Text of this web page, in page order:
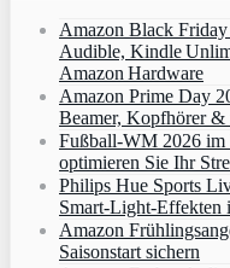
Amazon Black
Audible, Kindle
Amazon Hardware
Amazon Prime Day
Beamer, Kopfhörer &
Fußball-WM 2026 im
optimieren Sie Ihr
Philips Hue Sports
Smart‑Light‑Effekten
Amazon
Saisonstart sichern